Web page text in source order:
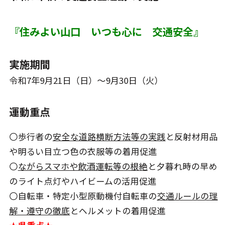
『住みよい山口 いつも心に 交通安全』
実施期間
令和7年9月21日（日）～9月30日（火）
運動重点
〇歩行者の安全な道路横断方法等の実践と反射材用品
や明るい目立つ色の衣服等の着用促進
〇ながらスマホや飲酒運転等の根絶と夕暮れ時の早め
のライト点灯やハイビームの活用促進
〇自転車・特定小型原動機付自転車の交通ルールの理
解・遵守の徹底とヘルメットの着用促進